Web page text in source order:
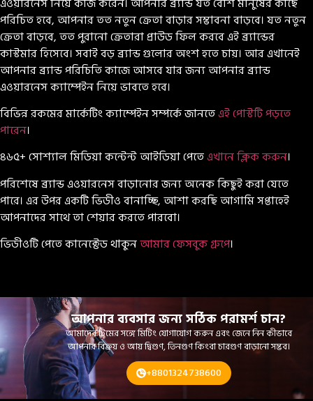
পরিচিত হবে, আপনার তত নতুন ক্রেতা বাড়ার সম্ভাবনা বাড়বে। যত নতুন
ক্রেতা বাড়বে, তত পুরানো ক্রেতারা প্রাউড ফিল করবে এই ব্র্যান্ডের
কাস্টমার হিসেবে। সবাই বড় ব্র্যান্ড গুলোর অংশ হতে চায়। আর এখানেই
আপনার ব্র্যান্ড পরিচিতি কাজে আসবে যার জন্য আপনার ব্র্যান্ড
এওয়ারনেস ক্যাম্পেইন নিয়ে ভাবতে হবে।
বিভিন্ন রকমের মার্কেটিং ক্যাম্পেইন সম্পর্কে জানতেএই পোস্টটি পড়তে
পারেন।
৪৬৫+ সোশ্যাল মিডিয়া কন্টেন্ট আইডিয়া পেতেএখানে ক্লিক করুন।
পরিশেষে ব্র্যান্ড এওয়ারনেস বাড়ানোর জন্য অনেক কিছুই করা যেতে
পারে। এর উপর একটি ভিডীও বানাচ্ছি, আশা করছি আগামি সপ্তাহেই
আপনাদের সাথে তা শেয়ার করতে পারবো।
ভিডীওটি পেতে কানেক্টেড থাকুনআমার ফেসবুক গ্রুপে।
আপনার ব্যবসার জন্য সঠিক পরামর্শ চান?
আমাদের টিমের সঙ্গে মিটিং যোগাযোগ করুন এবং জেনে নিন কীভাবে
আপনার বিক্রয় ও আয় দ্বিগুণ, তিনগুণ কিংবা চারগুণ বাড়ানো সম্ভব।
+8801324738600